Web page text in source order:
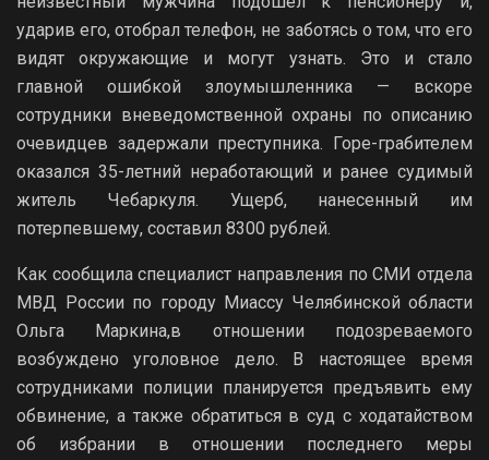
ударив его, отобрал телефон, не заботясь о том, что его
видят окружающие и могут узнать. Это и стало
главной ошибкой злоумышленника — вскоре
сотрудники вневедомственной охраны по описанию
очевидцев задержали преступника. Горе-грабителем
оказался 35-летний неработающий и ранее судимый
житель Чебаркуля. Ущерб, нанесенный им
потерпевшему, составил 8300 рублей.
Как сообщила специалист направления по СМИ отдела
МВД России по городу Миассу Челябинской области
Ольга Маркина,в отношении подозреваемого
возбуждено уголовное дело. В настоящее время
сотрудниками полиции планируется предъявить ему
обвинение, а также обратиться в суд с ходатайством
об избрании в отношении последнего меры